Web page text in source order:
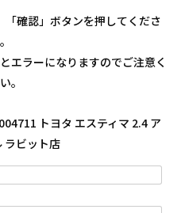
確認」ボタンを押してくださ
エラーになりますのでご注意く
。
トヨタ エスティマ 2.4 ア
ラビット店